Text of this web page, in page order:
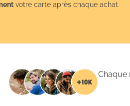
votre carte après chaque achat.